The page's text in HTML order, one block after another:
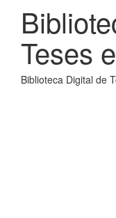
Teses
Biblioteca Digital de